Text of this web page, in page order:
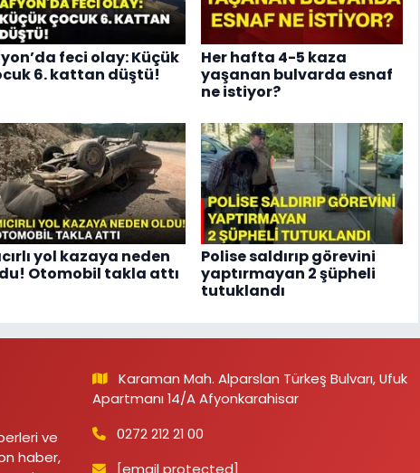
feci olay: Küçük
6. kattan düştü!
Her hafta 4-5 kaza
yaşanan bulvarda esnaf
ne istiyor?
yol kazaya neden
Otomobil takla attı
Polise saldırıp görevini
yaptırmayan 2 şüpheli
tutuklandı
ve
haber,
Karaman Mah. Alparslan Türkeş Bulvarı, Ufuk
Apartmanı 14/A Afyonkarahisar
0272 212 21 00
[email protected]